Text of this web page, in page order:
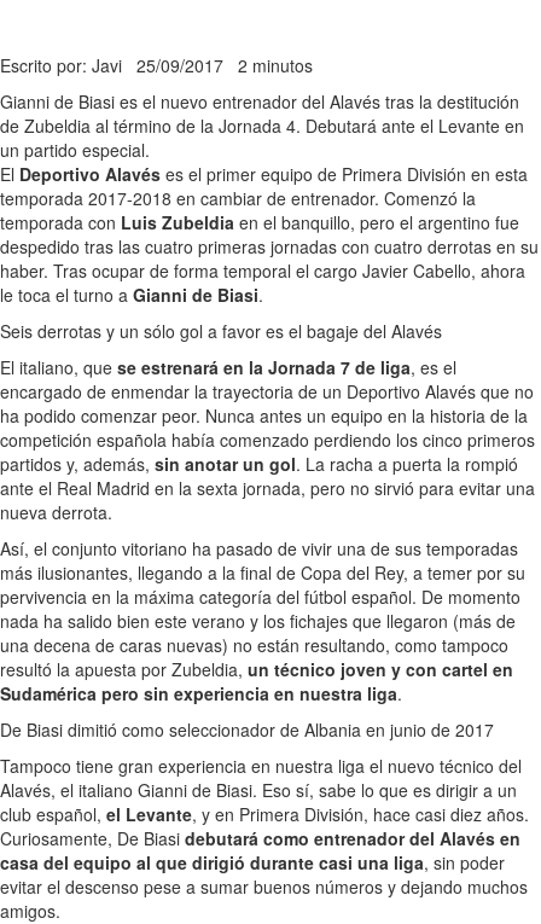
Escrito por: Javi 25/09/2017 2 minutos
Gianni de Biasi es el nuevo entrenador del Alavés tras la destitución
de Zubeldia al término de la Jornada 4. Debutará ante el Levante en
un partido especial.
El Deportivo Alavés es el primer equipo de Primera División en esta
temporada 2017-2018 en cambiar de entrenador. Comenzó la
temporada con Luis Zubeldia en el banquillo, pero el argentino fue
despedido tras las cuatro primeras jornadas con cuatro derrotas en su
haber. Tras ocupar de forma temporal el cargo Javier Cabello, ahora
le toca el turno a Gianni de Biasi.
Seis derrotas y un sólo gol a favor es el bagaje del Alavés
El italiano, que se estrenará en la Jornada 7 de liga, es el
encargado de enmendar la trayectoria de un Deportivo Alavés que no
ha podido comenzar peor. Nunca antes un equipo en la historia de la
competición española había comenzado perdiendo los cinco primeros
partidos y, además, sin anotar un gol. La racha a puerta la rompió
ante el Real Madrid en la sexta jornada, pero no sirvió para evitar una
nueva derrota.
Así, el conjunto vitoriano ha pasado de vivir una de sus temporadas
más ilusionantes, llegando a la final de Copa del Rey, a temer por su
pervivencia en la máxima categoría del fútbol español. De momento
nada ha salido bien este verano y los fichajes que llegaron (más de
una decena de caras nuevas) no están resultando, como tampoco
resultó la apuesta por Zubeldia, un técnico joven y con cartel en
Sudamérica pero sin experiencia en nuestra liga.
De Biasi dimitió como seleccionador de Albania en junio de 2017
Tampoco tiene gran experiencia en nuestra liga el nuevo técnico del
Alavés, el italiano Gianni de Biasi. Eso sí, sabe lo que es dirigir a un
club español, el Levante, y en Primera División, hace casi diez años.
Curiosamente, De Biasi debutará como entrenador del Alavés en
casa del equipo al que dirigió durante casi una liga, sin poder
evitar el descenso pese a sumar buenos números y dejando muchos
amigos.